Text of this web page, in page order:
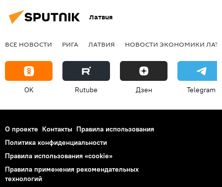
Латвия
ВСЕ НОВОСТИ РИГА ЛАТВИЯ НОВОСТИ ЭКОНОМИКИ
OK Rutube Дзен Telegram
О проекте Контакты Правила использования
Политика конфиденциальности
Правила использования «cookie»
Правила применения рекомендательных
технологий